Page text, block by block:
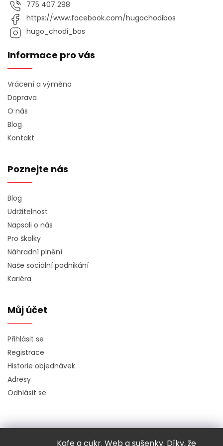
Kafe a cukr. Web a sušenky. Díky, že
775 407 298
https://www.facebook.com/hugochodibos
hugo_chodi_bos
Informace pro vás
Vrácení a výměna
Doprava
O nás
Blog
Kontakt
Poznejte nás
Blog
Udržitelnost
Napsali o nás
Pro školky
Náhradní plnění
Naše sociální podnikání
Kariéra
Můj účet
Přihlásit se
Registrace
Historie objednávek
Adresy
Odhlásit se